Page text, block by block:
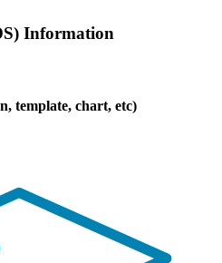
Information
template, chart, etc)